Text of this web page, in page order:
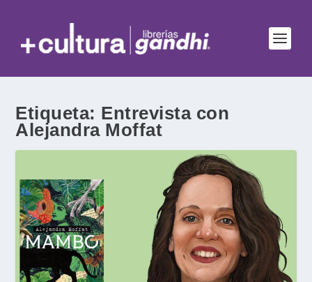
Etiqueta: Entrevista con
Alejandra Moffat